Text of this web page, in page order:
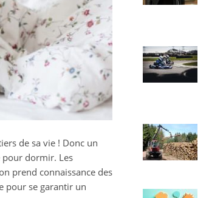
de sa vie ! Donc un
pour dormir. Les
prend connaissance des
pour se garantir un